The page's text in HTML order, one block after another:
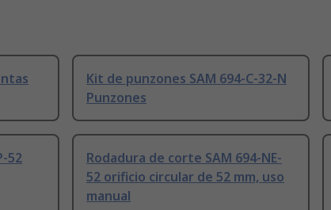
Kit de punzones SAM 694-C-32-N
Punzones
52
Rodadura de corte SAM 694-NE-
52 orificio circular de 52 mm, uso
manual